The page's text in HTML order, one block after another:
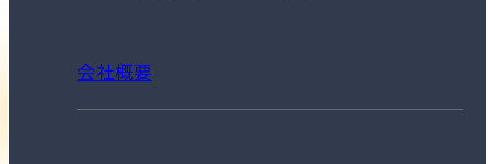
会社概要